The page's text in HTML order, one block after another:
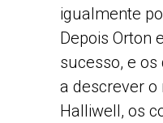
igualmente
Depois Orton
sucesso, e
a descrever
Halliwell, os